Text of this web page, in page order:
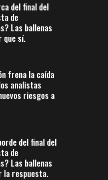
del final del
de
Las ballenas
que sí.
frena la caída
analistas
riesgos a
del final del
de
Las ballenas
la respuesta.